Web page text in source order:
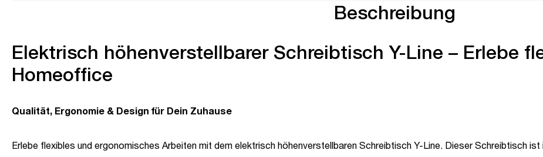
Beschreibung
Elektrisch höhenverstellbarer Schreibtisch Y-Line – Erlebe
Homeoffice
Qualität, Ergonomie & Design für Dein Zuhause
Erlebe flexibles und ergonomisches Arbeiten mit dem elektrisch höhenverstellbaren Schreibtisch Y-Line. Dieser Schreibtisch